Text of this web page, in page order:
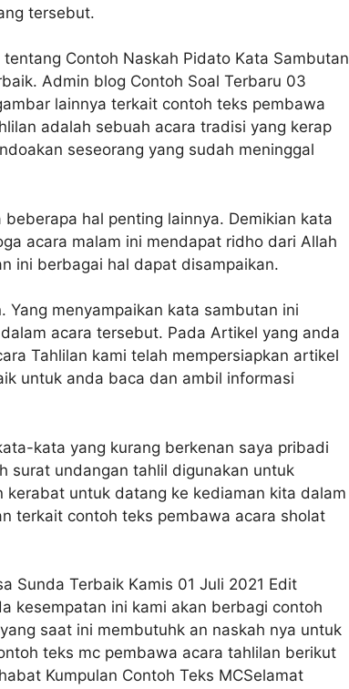
tersebut.
Contoh Naskah Pidato Kata Sambutan
Admin blog Contoh Soal Terbaru 03
lainnya terkait contoh teks pembawa
adalah sebuah acara tradisi yang kerap
seseorang yang sudah meninggal
hal penting lainnya. Demikian kata
acara malam ini mendapat ridho dari Allah
ini berbagai hal dapat disampaikan.
menyampaikan kata sambutan ini
acara tersebut. Pada Artikel yang anda
Tahlilan kami telah mempersiapkan artikel
untuk anda baca dan ambil informasi
kata yang kurang berkenan saya pribadi
surat undangan tahlil digunakan untuk
untuk datang ke kediaman kita dalam
terkait contoh teks pembawa acara sholat
Sunda Terbaik Kamis 01 Juli 2021 Edit
kesempatan ini kami akan berbagi contoh
saat ini membutuhk an naskah nya untuk
teks mc pembawa acara tahlilan berikut
Kumpulan Contoh Teks MCSelamat